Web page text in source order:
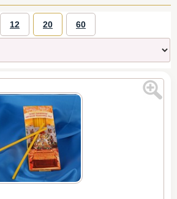
12 20 60